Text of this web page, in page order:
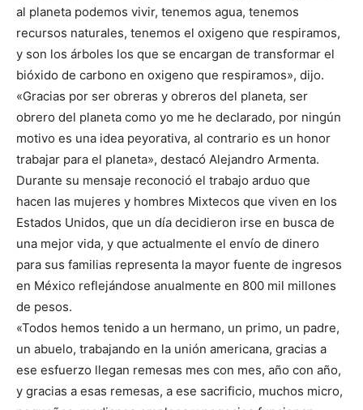
al planeta podemos vivir, tenemos agua, tenemos
recursos naturales, tenemos el oxigeno que respiramos,
y son los árboles los que se encargan de transformar el
bióxido de carbono en oxigeno que respiramos», dijo.
«Gracias por ser obreras y obreros del planeta, ser
obrero del planeta como yo me he declarado, por ningún
motivo es una idea peyorativa, al contrario es un honor
trabajar para el planeta», destacó Alejandro Armenta.
Durante su mensaje reconoció el trabajo arduo que
hacen las mujeres y hombres Mixtecos que viven en los
Estados Unidos, que un día decidieron irse en busca de
una mejor vida, y que actualmente el envío de dinero
para sus familias representa la mayor fuente de ingresos
en México reflejándose anualmente en 800 mil millones
de pesos.
«Todos hemos tenido a un hermano, un primo, un padre,
un abuelo, trabajando en la unión americana, gracias a
ese esfuerzo llegan remesas mes con mes, año con año,
y gracias a esas remesas, a ese sacrificio, muchos micro,